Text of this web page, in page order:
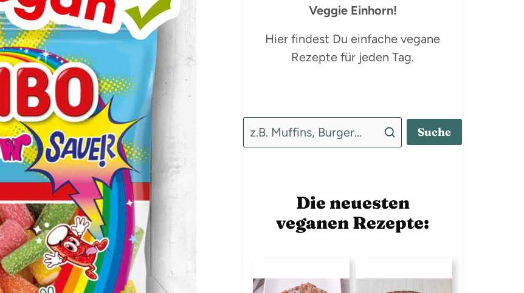
Veggie Einhorn!
Hier findest Du einfache vegane
Rezepte für jeden Tag.
Suche
Die neuesten
veganen Rezepte: